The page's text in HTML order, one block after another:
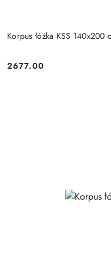
Korpus łóżka KSS 140x200
Cena:
2677.00